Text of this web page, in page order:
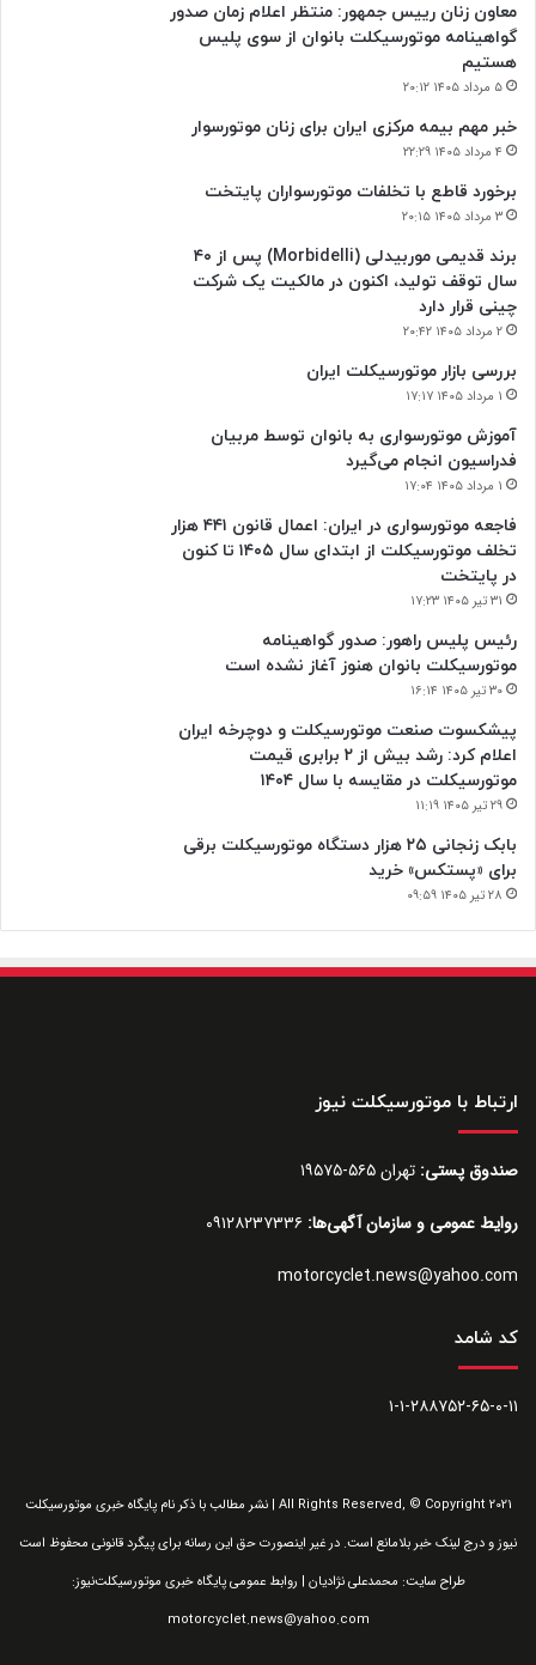
معاون زنان رییس جمهور: منتظر اعلام زمان صدور
گواهینامه موتورسیکلت بانوان از سوی پلیس
هستیم
۵ مرداد ۱۴۰۵ ۲۰:۱۲
خبر مهم بیمه مرکزی ایران برای زنان موتورسوار
۴ مرداد ۱۴۰۵ ۲۲:۲۹
برخورد قاطع با تخلفات موتورسواران پایتخت
۳ مرداد ۱۴۰۵ ۲۰:۱۵
برند قدیمی موربیدلی (Morbidelli) پس از ۴۰
سال توقف تولید، اکنون در مالکیت یک شرکت
چینی قرار دارد
۲ مرداد ۱۴۰۵ ۲۰:۴۲
بررسی بازار موتورسیکلت ایران
۱ مرداد ۱۴۰۵ ۱۷:۱۷
آموزش موتورسواری به بانوان توسط مربیان
فدراسیون انجام می‌گیرد
۱ مرداد ۱۴۰۵ ۱۷:۰۴
فاجعه موتورسواری در ایران: اعمال قانون ۴۴۱ هزار
تخلف موتورسیکلت از ابتدای سال ۱۴۰۵ تا کنون
در پایتخت
۳۱ تیر ۱۴۰۵ ۱۷:۲۳
رئیس پلیس راهور: صدور گواهینامه
موتورسیکلت بانوان هنوز آغاز نشده است
۳۰ تیر ۱۴۰۵ ۱۶:۱۴
پیشکسوت صنعت موتورسیکلت و دوچرخه ایران
اعلام کرد: رشد بیش از ۲ برابری قیمت
موتورسیکلت در مقایسه با سال ۱۴۰۴
۲۹ تیر ۱۴۰۵ ۱۱:۱۹
بابک زنجانی ۲۵ هزار دستگاه موتورسیکلت برقی
برای «پستکس» خرید
۲۸ تیر ۱۴۰۵ ۰۹:۵۹
ارتباط با موتورسیکلت نیوز
صندوق پستی: تهران ۵۶۵-۱۹۵۷۵
روایط عمومی و سازمان آگهی‌ها:
motorcyclet.news@yahoo.com
کد شامد
۱-۱-۲۸۸۷۵۲-۶۵-۰-۱۱
All Rights Reserved, © Copyright 2021 | نشر مطالب با ذکر نام پایگاه خبری موتورسیکلت
نیوز و درج لینک خبر بلامانع است. در غیر اینصورت حق این رسانه برای پیگرد قانونی محفوظ است
طراح سایت: محمدعلی نژادیان | روابط عمومی پایگاه خبری موتورسیکلت‌نیوز:
motorcyclet.news@yahoo.com